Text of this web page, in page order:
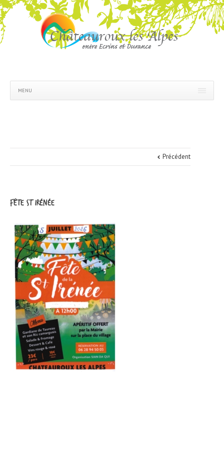
MENU
Précédent
Fête St Irénée